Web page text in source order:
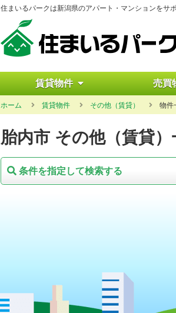
住まいるパークは新潟県のアパート・マンションをサ
賃貸物件 売買
ホーム 賃貸物件 その他（賃貸） 物件
胎内市 その他（賃貸）
条件を指定して検索する